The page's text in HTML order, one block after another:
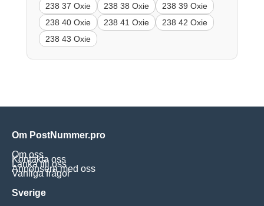
238 37 Oxie
238 38 Oxie
238 39 Oxie
238 40 Oxie
238 41 Oxie
238 42 Oxie
238 43 Oxie
Om PostNummer.pro
Om oss
Kontakta oss
Länka till oss
Annonsera med oss
Vanliga frågor
Sverige